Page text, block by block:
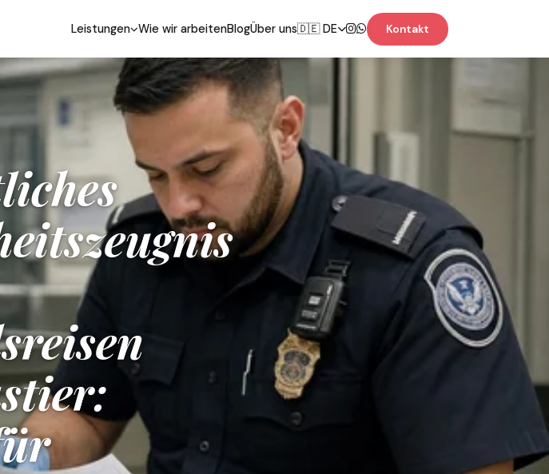
Leistungen Wie wir arbeitenBlogÜber uns🇩🇪 DE Kontakt